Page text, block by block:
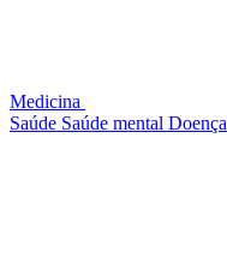
Medicina
Saúde Saúde mental Doença